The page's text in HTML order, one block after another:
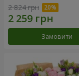
2 824 грн
Замовити